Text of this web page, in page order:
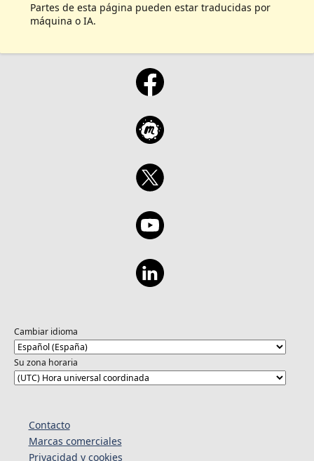
Partes de esta página pueden estar traducidas por
máquina o IA.
Cambiar idioma
Su zona horaria
Contacto
Marcas comerciales
Privacidad y cookies